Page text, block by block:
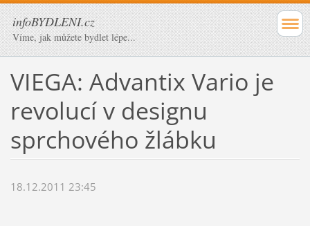
infoBYDLENI.cz
Víme, jak můžete bydlet lépe...
VIEGA: Advantix Vario je
revolucí v designu
sprchového žlábku
18.12.2011 23:45